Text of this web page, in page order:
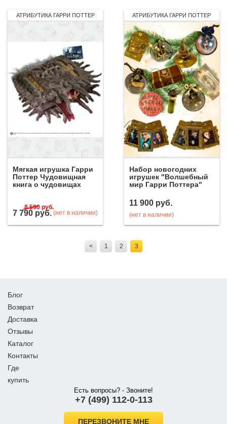
АТРИБУТИКА ГАРРИ ПОТТЕР
Мягкая игрушка Гарри
Поттер Чудовищная
книга о чудовищах
8 590 руб.
7 790 руб. (нет в наличии)
АТРИБУТИКА ГАРРИ ПОТТЕР
Набор новогодних
игрушек "Волшебный
мир Гарри Поттера"
11 900 руб.
(нет в наличии)
< 1 2 3
Блог
Возврат
Доставка
Отзывы
Каталог
Контакты
Где
купить
Есть вопросы? - Звоните!
+7 (499) 112-0-113
ПЕРЕЗВОНИТЕ МНЕ